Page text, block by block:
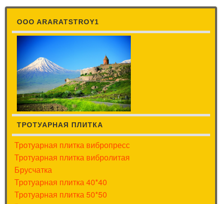
OOO ARARATSTROY1
ТРОТУАРНАЯ ПЛИТКА
Тротуарная плитка вибропресс
Тротуарная плитка вибролитая
Брусчатка
Тротуарная плитка 40*40
Тротуарная плитка 50*50